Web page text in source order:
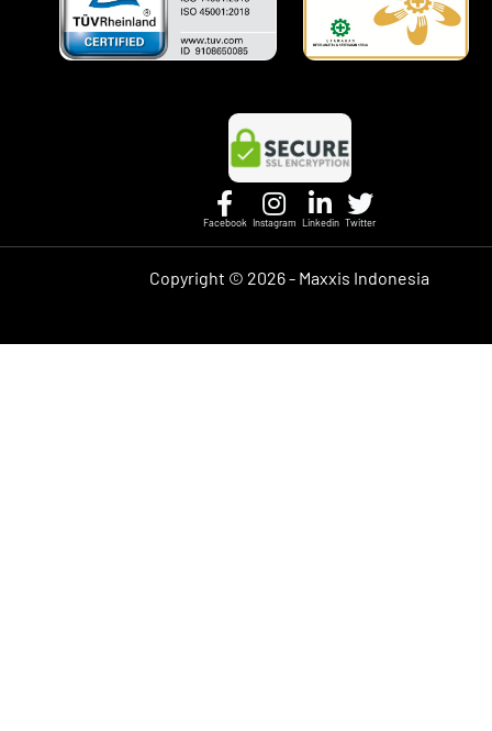
Facebook Instagram Linkedin Twitter
Copyright © 2026 - Maxxis Indonesia